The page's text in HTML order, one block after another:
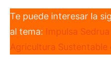
Te puede interesar la
al tema: Impulsa
Agricultura Sustentable